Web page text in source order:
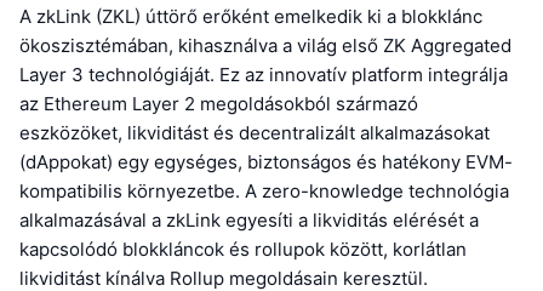
A zkLink (ZKL) úttörő erőként emelkedik ki a blokklánc
ökoszisztémában, kihasználva a világ első ZK Aggregated
Layer 3 technológiáját. Ez az innovatív platform integrálja
az Ethereum Layer 2 megoldásokból származó
eszközöket, likviditást és decentralizált alkalmazásokat
(dAppokat) egy egységes, biztonságos és hatékony EVM-
kompatibilis környezetbe. A zero-knowledge technológia
alkalmazásával a zkLink egyesíti a likviditás elérését a
kapcsolódó blokkláncok és rollupok között, korlátlan
likviditást kínálva Rollup megoldásain keresztül.